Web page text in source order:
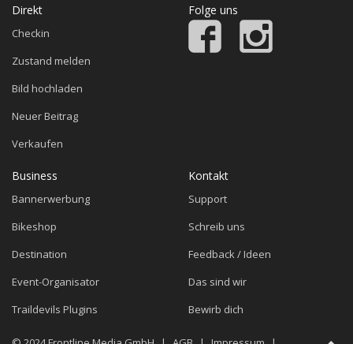
Direkt
Checkin
Zustand melden
Bild hochladen
Neuer Beitrag
Verkaufen
Folge uns
Business
Bannerwerbung
Bikeshop
Destination
Event-Organisator
Traildevils Plugins
Kontakt
Support
Schreib uns
Feedback / Ideen
Das sind wir
Bewirb dich